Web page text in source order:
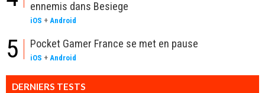
ennemis dans Besiege
iOS + Android
5 Pocket Gamer France se met en pause
iOS + Android
DERNIERS TESTS